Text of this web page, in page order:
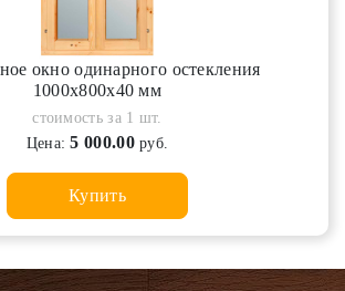
окно одинарного остекления
1000х800х40 мм
стоимость за 1 шт.
Цена:5 000.00руб.
Купить